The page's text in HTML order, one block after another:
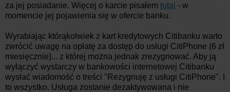
za jej posiadanie. Więcej o karcie pisałem tutaj - w
momencie jej pojawienia się w ofercie banku.
Wyrabiając którąkolwiek z kart kredytowych Citibanku warto
zwrócić uwagę na opłatę za dostęp do usługi CitiPhone (6 zł
miesięcznie)... z której można jednak zrezygnować. Aby ją
wyłączyć wystarczy w bankowości internetowej Citibanku
wysłać wiadomość o treści "Rezygnuję z usługi CitiPhone". I
to wszystko. Usługa zostanie dezaktywowana i nie